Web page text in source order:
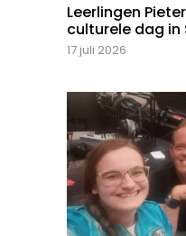
Leerlingen
culturele dag in
17 juli 2026